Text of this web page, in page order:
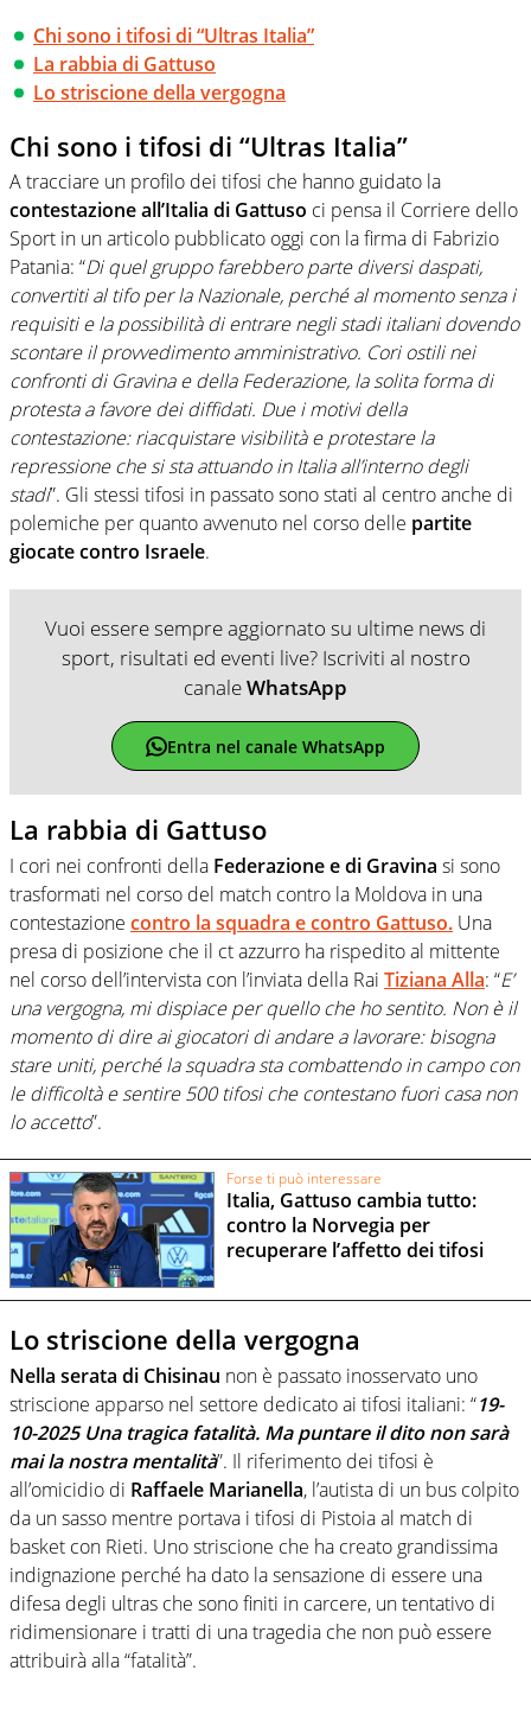
Chi sono i tifosi di “Ultras Italia”
La rabbia di Gattuso
Lo striscione della vergogna
Chi sono i tifosi di “Ultras Italia”
A tracciare un profilo dei tifosi che hanno guidato la
contestazione all’Italia di Gattuso ci pensa il Corriere dello
Sport in un articolo pubblicato oggi con la firma di Fabrizio
Patania: “Di quel gruppo farebbero parte diversi daspati,
convertiti al tifo per la Nazionale, perché al momento senza i
requisiti e la possibilità di entrare negli stadi italiani dovendo
scontare il provvedimento amministrativo. Cori ostili nei
confronti di Gravina e della Federazione, la solita forma di
protesta a favore dei diffidati. Due i motivi della
contestazione: riacquistare visibilità e protestare la
repressione che si sta attuando in Italia all’interno degli
stadi”. Gli stessi tifosi in passato sono stati al centro anche di
polemiche per quanto avvenuto nel corso delle partite
giocate contro Israele.
Vuoi essere sempre aggiornato su ultime news di
sport, risultati ed eventi live? Iscriviti al nostro
canaleWhatsApp
Entra nel canale WhatsApp
La rabbia di Gattuso
I cori nei confronti della Federazione e di Gravina si sono
trasformati nel corso del match contro la Moldova in una
contestazione contro la squadra e contro Gattuso. Una
presa di posizione che il ct azzurro ha rispedito al mittente
nel corso dell’intervista con l’inviata della Rai Tiziana Alla: “E’
una vergogna, mi dispiace per quello che ho sentito. Non è il
momento di dire ai giocatori di andare a lavorare: bisogna
stare uniti, perché la squadra sta combattendo in campo con
le difficoltà e sentire 500 tifosi che contestano fuori casa non
lo accetto”.
Forse ti può interessare
Italia, Gattuso cambia tutto:
contro la Norvegia per
recuperare l’affetto dei tifosi
Lo striscione della vergogna
Nella serata di Chisinau non è passato inosservato uno
striscione apparso nel settore dedicato ai tifosi italiani: “19-
10-2025 Una tragica fatalità. Ma puntare il dito non sarà
mai la nostra mentalità”. Il riferimento dei tifosi è
all’omicidio di Raffaele Marianella, l’autista di un bus colpito
da un sasso mentre portava i tifosi di Pistoia al match di
basket con Rieti. Uno striscione che ha creato grandissima
indignazione perché ha dato la sensazione di essere una
difesa degli ultras che sono finiti in carcere, un tentativo di
ridimensionare i tratti di una tragedia che non può essere
attribuirà alla “fatalità”.